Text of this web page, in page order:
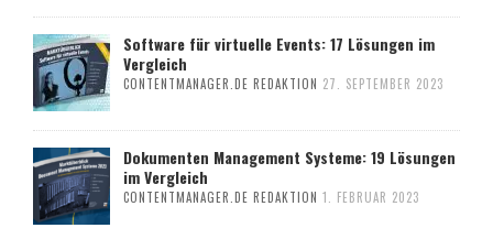
Software für virtuelle Events: 17 Lösungen im
Vergleich
CONTENTMANAGER.DE REDAKTION 27. SEPTEMBER 2023
Dokumenten Management Systeme: 19 Lösungen
im Vergleich
CONTENTMANAGER.DE REDAKTION 1. FEBRUAR 2023